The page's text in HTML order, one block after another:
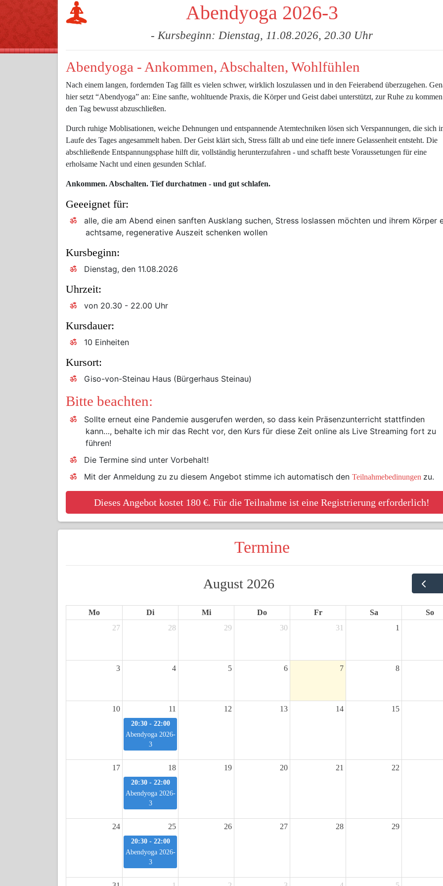
Abendyoga 2026-3
- Kursbeginn: Dienstag, 11.08.2026, 20.30 Uhr
Abendyoga - Ankommen, Abschalten, Wohlfühlen
Nach einem langen, fordernden Tag fällt es vielen schwer, wirklich loszulassen und in den Feierabend überzugehen.
hier setzt “Abendyoga” an: Eine sanfte, wohltuende Praxis, die Körper und Geist dabei unterstützt, zur Ruhe zu
den Tag bewusst abzuschließen.
Durch ruhige Moblisationen, weiche Dehnungen und entspannende Atemtechniken lösen sich Verspannungen, die sich
Laufe des Tages angesammelt haben. Der Geist klärt sich, Stress fällt ab und eine tiefe innere Gelassenheit entsteht. Die
abschließende Entspannungsphase hilft dir, vollständig herunterzufahren - und schafft beste Voraussetungen für eine
erholsame Nacht und einen gesunden Schlaf.
Ankommen. Abschalten. Tief durchatmen - und gut schlafen.
Geeeignet für:
alle, die am Abend einen sanften Ausklang suchen, Stress loslassen möchten und ihrem Körper
achtsame, regenerative Auszeit schenken wollen
Kursbeginn:
Dienstag, den 11.08.2026
Uhrzeit:
von 20.30 - 22.00 Uhr
Kursdauer:
10 Einheiten
Kursort:
Giso-von-Steinau Haus (Bürgerhaus Steinau)
Bitte beachten:
Sollte erneut eine Pandemie ausgerufen werden, so dass kein Präsenzunterricht stattfinden
kann…, behalte ich mir das Recht vor, den Kurs für diese Zeit online als Live Streaming fort zu
führen!
Die Termine sind unter Vorbehalt!
Mit der Anmeldung zu zu diesem Angebot stimme ich automatisch den Teilnahmebedinungen zu.
Dieses Angebot kostet 180 €. Für die Teilnahme ist eine Registrierung erforderlich!
Termine
August 2026
Mo Di Mi Do Fr Sa
So
27
28 29 30 31 1
3 4 5 6 7 8
10 11
20:30 - 22:00
Abendyoga 2026-
3
12 13 14 15
17 18
20:30 - 22:00
Abendyoga 2026-
3
19 20 21 22
24 25
20:30 - 22:00
Abendyoga 2026-
3
26 27 28 29